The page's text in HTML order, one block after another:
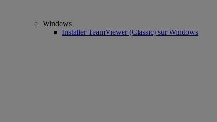
Windows
Installer TeamViewer (Classic) sur Windows